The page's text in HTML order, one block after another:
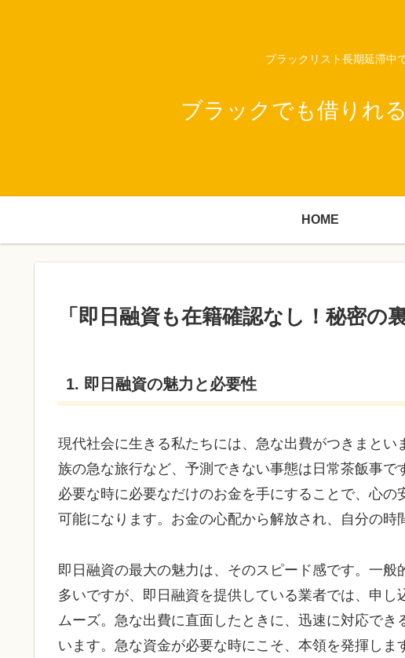
ブラックリスト長期延滞中
ブラックでも借りれ
HOME
「即日融資も在籍確認なし！秘密の
1. 即日融資の魅力と必要性
現代社会に生きる私たちには、急な出費がつきまと
族の急な旅行など、予測できない事態は日常茶飯事で
必要な時に必要なだけのお金を手にすることで、心
可能になります。お金の心配から解放され、自分の時
即日融資の最大の魅力は、そのスピード感です。一
多いですが、即日融資を提供している業者では、申
ムーズ。急な出費に直面したときに、迅速に対応で
います。急な資金が必要な時にこそ、本領を発揮しま